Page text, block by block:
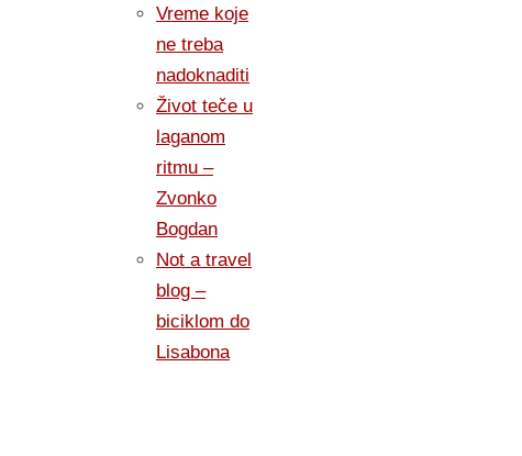
Vreme koje
ne treba
nadoknaditi
Život teče u
laganom
ritmu –
Zvonko
Bogdan
Not a travel
blog –
biciklom do
Lisabona